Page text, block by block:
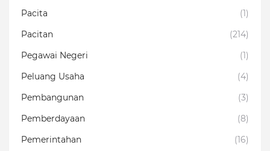
Pacita
(1)
Pacitan
(214)
Pegawai Negeri
(1)
Peluang Usaha
(4)
Pembangunan
(3)
Pemberdayaan
(8)
Pemerintahan
(16)